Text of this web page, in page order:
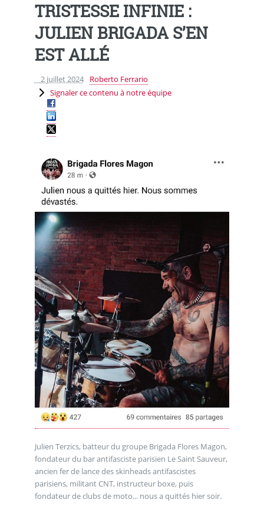
TRISTESSE INFINIE :
JULIEN BRIGADA S’EN
EST ALLÉ
2 juillet 2024
Roberto Ferrario
Signaler ce contenu à notre équipe
Julien Terzics, batteur du groupe Brigada Flores Magon,
fondateur du bar antifasciste parisien Le Saint Sauveur,
ancien fer de lance des skinheads antifascistes
parisiens, militant CNT, instructeur boxe, puis
fondateur de clubs de moto... nous a quittés hier soir.